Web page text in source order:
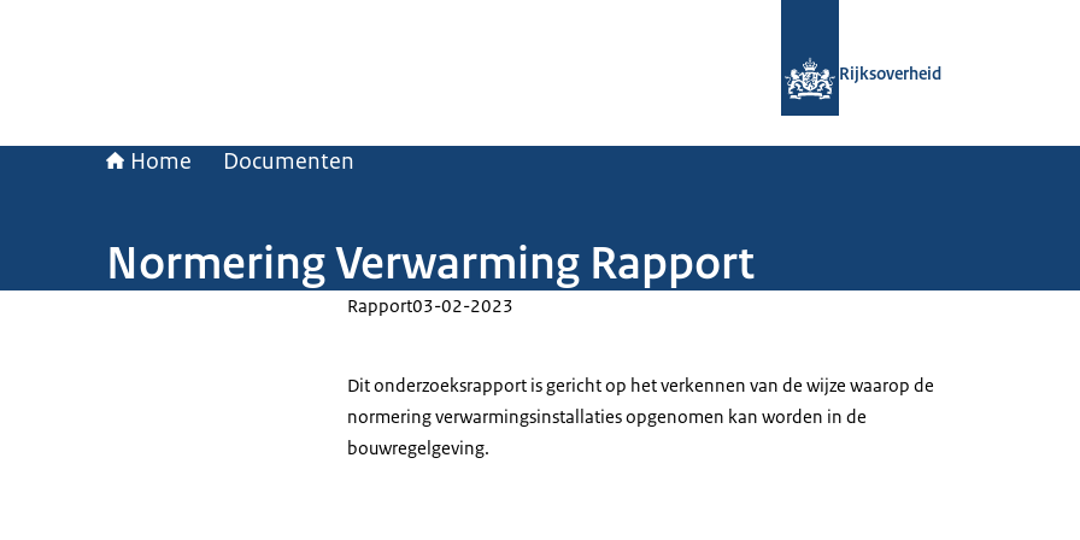
Rijksoverheid
Home Documenten
Normering Verwarming Rapport
Rapport03-02-2023
Dit onderzoeksrapport is gericht op het verkennen van de wijze waarop de
normering verwarmingsinstallaties opgenomen kan worden in de
bouwregelgeving.